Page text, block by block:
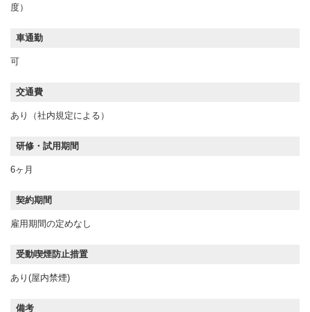
度）
車通勤
可
交通費
あり（社内規定による）
研修・試用期間
6ヶ月
契約期間
雇用期間の定めなし
受動喫煙防止措置
あり(屋内禁煙)
備考